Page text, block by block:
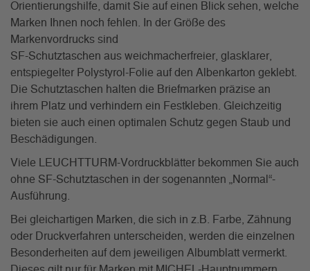
Orientierungshilfe, damit Sie auf einen Blick sehen, welche
Marken Ihnen noch fehlen. In der Größe des
Markenvordrucks sind
SF-Schutztaschen aus weichmacherfreier, glasklarer,
entspiegelter Polystyrol-Folie auf den Albenkarton geklebt.
Die Schutztaschen halten die Briefmarken präzise an
ihrem Platz und verhindern ein Festkleben. Gleichzeitig
bieten sie auch einen optimalen Schutz gegen Staub und
Beschädigungen.
Viele LEUCHTTURM-Vordruckblätter bekommen Sie auch
ohne SF-Schutztaschen in der sogenannten „Normal“-
Ausführung.
Bei gleichartigen Marken, die sich in z.B. Farbe, Zähnung
oder Druckverfahren unterscheiden, werden die einzelnen
Besonderheiten auf dem jeweiligen Albumblatt vermerkt.